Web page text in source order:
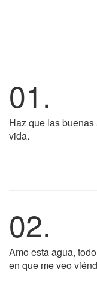
01.
Haz que las
vida.
02.
Amo esta agua,
en que me veo